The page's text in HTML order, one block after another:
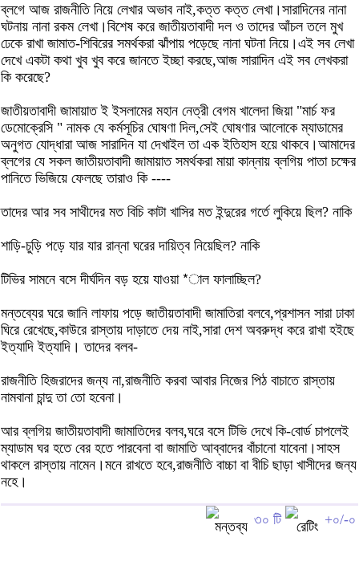
ব্লগে আজ রাজনীতি নিয়ে লেখার অভাব নাই,কত্ত কত্ত লেখা।সারাদিনের নানা
ঘটনায় নানা রকম লেখা।বিশেষ করে জাতীয়তাবাদী দল ও তাদের আঁচল তলে মুখ
ঢেকে রাখা জামাত-শিবিরের সমর্থকরা ঝাঁপায় পড়েছে নানা ঘটনা নিয়ে।এই সব লেখা
দেখে একটা কথা খুব খুব করে জানতে ইচ্ছা করছে,আজ সারাদিন এই সব লেখকরা
কি করেছে?
জাতীয়তাবাদী জামায়াত ই ইসলামের মহান নেত্রী বেগম খালেদা জিয়া "মার্চ ফর
ডেমোক্রেসি " নামক যে কর্মসূচির ঘোষণা দিল,সেই ঘোষণার আলোকে ম্যাডামের
অনুগত যোদ্ধারা আজ সারাদিন যা দেখাইল তা এক ইতিহাস হয়ে থাকবে।আমাদের
ব্লগের যে সকল জাতীয়তাবাদী জামায়াত সমর্থকরা মায়া কান্নায় ব্লগিয় পাতা চক্ষের
পানিতে ভিজিয়ে ফেলছে তারাও কি ----
তাদের আর সব সাথীদের মত বিচি কাটা খাসির মত ইন্দুরের গর্তে লুকিয়ে ছিল? নাকি
শাড়ি-চুড়ি পড়ে যার যার রান্না ঘরের দায়িত্ব নিয়েছিল? নাকি
টিভির সামনে বসে দীর্ঘদিন বড় হয়ে যাওয়া *াল ফালাচ্ছিল?
মন্তব্যের ঘরে জানি লাফায় পড়ে জাতীয়তাবাদী জামাতিরা বলবে,প্রশাসন সারা ঢাকা
ঘিরে রেখেছে,কাউরে রাস্তায় দাড়াতে দেয় নাই,সারা দেশ অবরুদ্ধ করে রাখা হইছে
ইত্যাদি ইত্যাদি। তাদের বলব-
রাজনীতি হিজরাদের জন্য না,রাজনীতি করবা আবার নিজের পিঠ বাচাতে রাস্তায়
নামবানা চান্দু তা তো হবেনা।
আর ব্লগিয় জাতীয়তাবাদী জামাতিদের বলব,ঘরে বসে টিভি দেখে কি-বোর্ড চাপলেই
ম্যাডাম ঘর হতে বের হতে পারবেনা বা জামাতি আব্বাদের বাঁচানো যাবেনা।সাহস
থাকলে রাস্তায় নামেন।মনে রাখতে হবে,রাজনীতি বাচ্চা বা বীচি ছাড়া খাসীদের জন্য
নহে।
৩০ টি +০/-০